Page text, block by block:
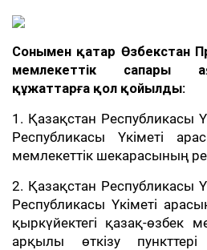
Сонымен қатар Өзбекстан
мемлекеттік сапары
құжаттарға қол қойылды:
1. Қазақстан Республикасы
Республикасы Үкіметі
мемлекеттік шекарасының
2. Қазақстан Республикасы
Республикасы Үкіметі
қыркүйектегі қазақ-өзбек
арқылы өткізу пункттері